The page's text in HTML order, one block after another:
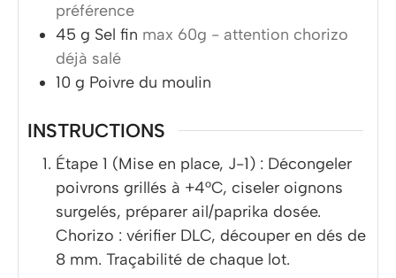
préférence
45 g Sel fin max 60g - attention chorizo
déjà salé
10 g Poivre du moulin
INSTRUCTIONS
Étape 1 (Mise en place, J-1) : Décongeler
poivrons grillés à +4°C, ciseler oignons
surgelés, préparer ail/paprika dosée.
Chorizo : vérifier DLC, découper en dés de
8 mm. Traçabilité de chaque lot.